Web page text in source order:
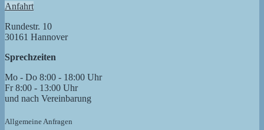
Anfahrt
Rundestr. 10
30161 Hannover
Sprechzeiten
Mo - Do 8:00 - 18:00 Uhr
Fr 8:00 - 13:00 Uhr
und nach Vereinbarung
Allgemeine Anfragen